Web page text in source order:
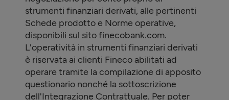
strumenti finanziari derivati, alle pertinenti
Schede prodotto e Norme operative,
disponibili sul sito finecobank.com.
L'operatività in strumenti finanziari derivati
è riservata ai clienti Fineco abilitati ad
operare tramite la compilazione di apposito
questionario nonché la sottoscrizione
dell'Integrazione Contrattuale. Per poter